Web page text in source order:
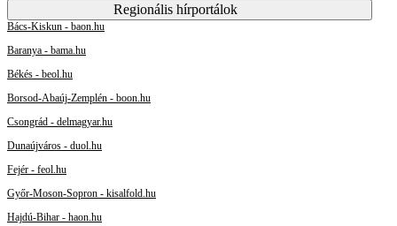
Regionális hírportálok
Bács-Kiskun - baon.hu
Baranya - bama.hu
Békés - beol.hu
Borsod-Abaúj-Zemplén - boon.hu
Csongrád - delmagyar.hu
Dunaújváros - duol.hu
Fejér - feol.hu
Győr-Moson-Sopron - kisalfold.hu
Hajdú-Bihar - haon.hu